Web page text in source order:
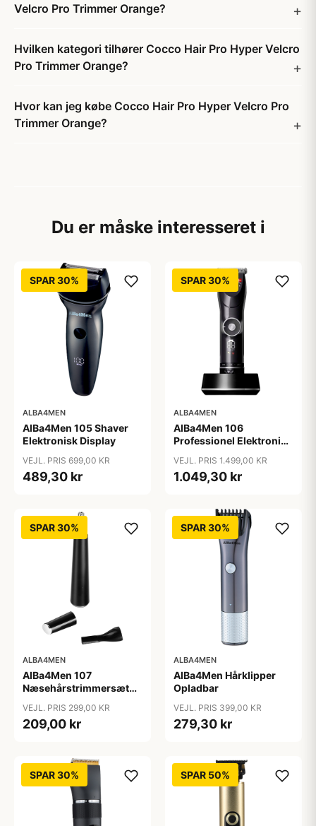
Velcro Pro Trimmer Orange?
Hvilken kategori tilhører Cocco Hair Pro Hyper Velcro
Pro Trimmer Orange?
Hvor kan jeg købe Cocco Hair Pro Hyper Velcro Pro
Trimmer Orange?
Du er måske interesseret i
SPAR 30%
ALBA4MEN
AlBa4Men 105 Shaver
Elektronisk Display
VEJL. PRIS 699,00 KR
489,30 kr
SPAR 30%
ALBA4MEN
AlBa4Men 106
Professionel Elektronisk
VEJL. PRIS 1.499,00 KR
1.049,30 kr
SPAR 30%
ALBA4MEN
AlBa4Men 107
Næsehårstrimmersæt
VEJL. PRIS 299,00 KR
209,00 kr
SPAR 30%
ALBA4MEN
AlBa4Men Hårklipper
Opladbar
VEJL. PRIS 399,00 KR
279,30 kr
SPAR 30% SPAR 50%